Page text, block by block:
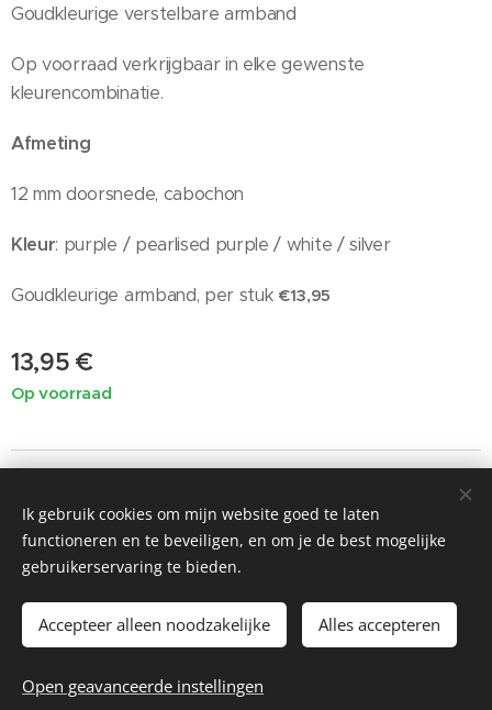
Goudkleurige verstelbare armband
Op voorraad verkrijgbaar in elke gewenste
kleurencombinatie.
Afmeting
12 mm doorsnede, cabochon
Kleur: purple / pearlised purple / white / silver
Goudkleurige armband, per stuk€13,95
13,95 €
Op voorraad
©2019 Painted by Me / Heart 4 Art, alle rechten voorbehouden
voor de kunst
Ik gebruik cookies om mijn website goed te laten
functioneren en te beveiligen, en om je de best mogelijke
gebruikerservaring te bieden.
Accepteer alleen noodzakelijke Alles accepteren
Open geavanceerde instellingen